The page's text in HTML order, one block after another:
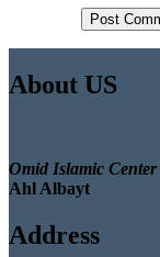
About US
Omid Islamic Center
Ahl Albayt
Address